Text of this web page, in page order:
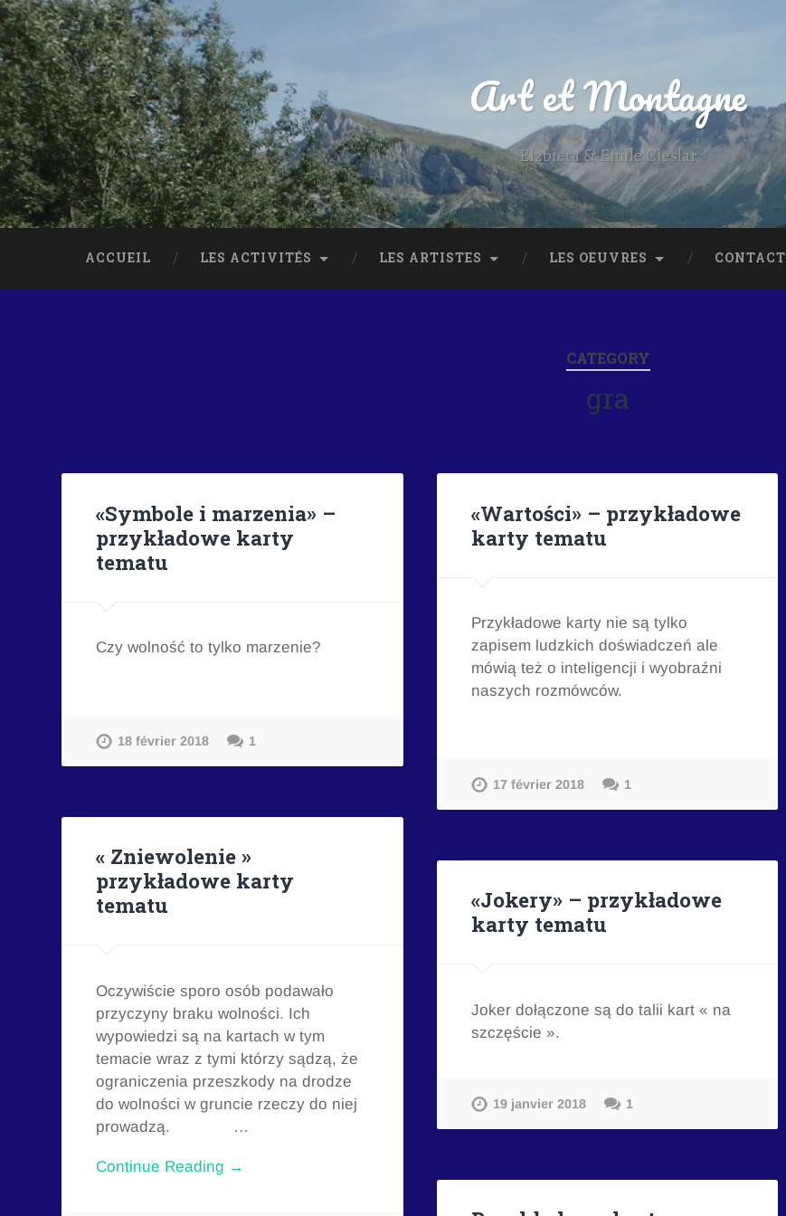
Art et Montagne
Elzbieta & Emile Cieslar
ACCUEIL LES ACTIVITÉS LES ARTISTES LES OEUVRES CONTACT
CATEGORY
gra
«Symbole i marzenia» –
przykładowe karty
tematu
Czy wolność to tylko marzenie?
18 février 2018 1
«Wartości» – przykładowe
karty tematu
Przykładowe karty nie są tylko
zapisem ludzkich doświadczeń ale
mówią też o inteligencji i wyobraźni
naszych rozmówców.
17 février 2018 1
« Zniewolenie »
przykładowe karty
tematu
Oczywiście sporo osób podawało
przyczyny braku wolności. Ich
wypowiedzi są na kartach w tym
temacie wraz z tymi którzy sądzą, że
ograniczenia przeszkody na drodze
do wolności w gruncie rzeczy do niej
prowadzą. …
Continue Reading →
«Jokery» – przykładowe
karty tematu
Joker dołączone są do talii kart « na
szczęście ».
19 janvier 2018 1